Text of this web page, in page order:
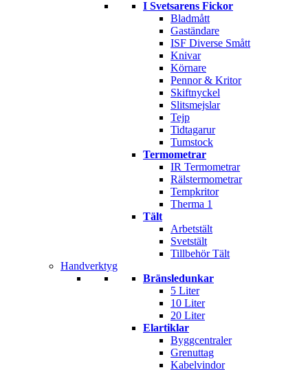
I Svetsarens Fickor
Bladmått
Gaständare
ISF Diverse Smått
Knivar
Körnare
Pennor & Kritor
Skiftnyckel
Slitsmejslar
Tejp
Tidtagarur
Tumstock
Termometrar
IR Termometrar
Rälstermometrar
Tempkritor
Therma 1
Tält
Arbetstält
Svetstält
Tillbehör Tält
Handverktyg
Bränsledunkar
5 Liter
10 Liter
20 Liter
Elartiklar
Byggcentraler
Grenuttag
Kabelvindor